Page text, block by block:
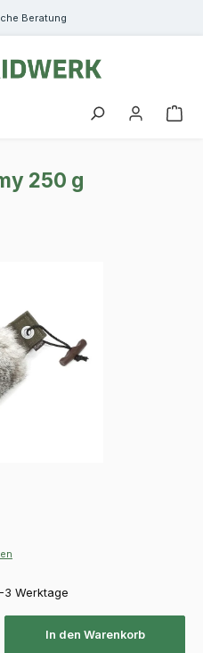
Beratung
250 g
3 Werktage
In den Warenkorb